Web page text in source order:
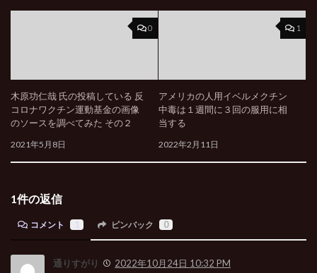
0
木原功仁哉 氏の投稿している 反
コロナワクチン運動基金の画像
のソースを調べてみた その２
2021年5月8日
1
アメリカの人用イベルメクチン
中毒は１週間に３回の服用に相
当する
2022年2月11日
1件の返信
コメント ピンバック 0
通りすがり
2022年10月24日 10:32 PM